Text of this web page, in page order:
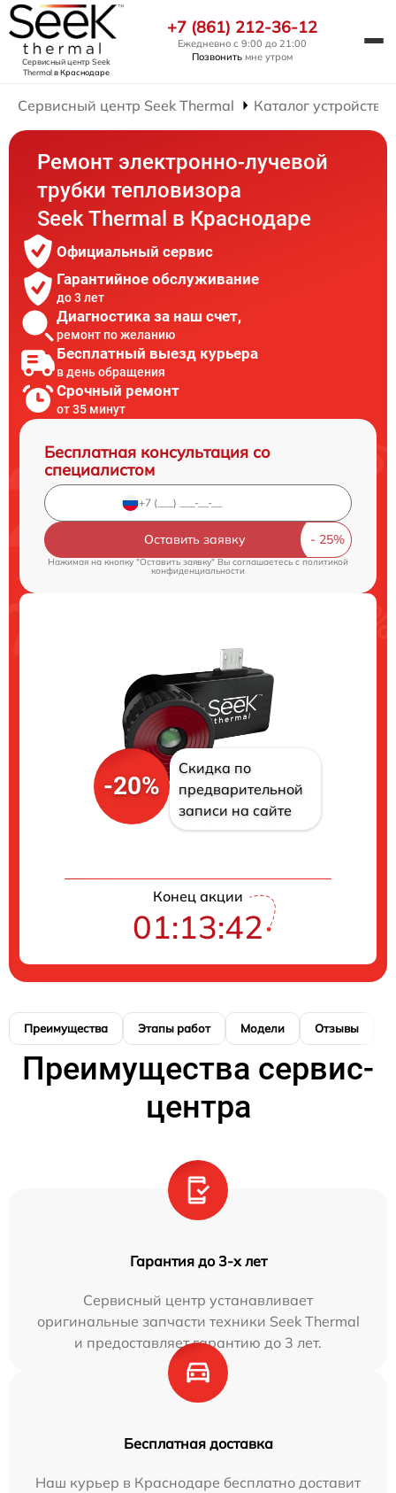
Сервисный центр Seek
Thermalв Краснодаре
+7 (861) 212-36-12
Ежедневно с 9:00 до 21:00
Позвонить мне утром
Сервисный центр Seek Thermal Каталог устройств
Ремонт электронно-лучевой
трубки тепловизора
Seek Thermal в Краснодаре
Официальный сервис
Гарантийное обслуживание
до 3 лет
Диагностика за наш счет,
ремонт по желанию
Бесплатный выезд курьера
в день обращения
Срочный ремонт
от 35 минут
Бесплатная консультация со
специалистом
Оставить заявку
Нажимая на кнопку "Оставить заявку" Вы соглашаетесь cполитикой
конфиденциальности
-20%
Скидка по
предварительной
записи на сайте
Конец акции
01:13:41
Преимущества Этапы работ Модели Отзывы
Преимущества сервис-
центра
Гарантия до 3-х лет
Сервисный центр устанавливает
оригинальные запчасти техники Seek Thermal
и предоставляет гарантию до 3 лет.
Бесплатная доставка
Наш курьер в Краснодаре бесплатно доставит